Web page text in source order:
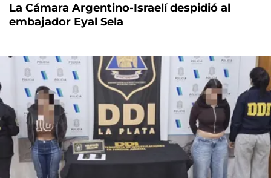
La Cámara Argentino-Israelí despidió al
embajador Eyal Sela